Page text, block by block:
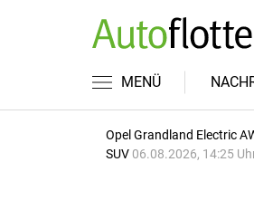
MENÜ
Opel Grandland Electric
SUV 06.08.2026, 14:25